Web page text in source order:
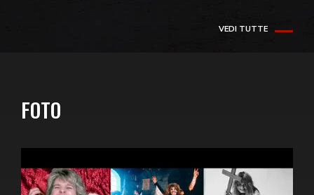
VEDI TUTTE
FOTO